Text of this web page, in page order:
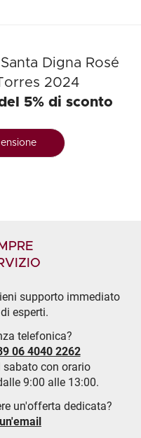
Digna Rosé
2024
5% di sconto
supporto immediato
esperti.
telefonica?
06 4040 2262
con orario
9:00 alle 13:00.
un'offerta dedicata?